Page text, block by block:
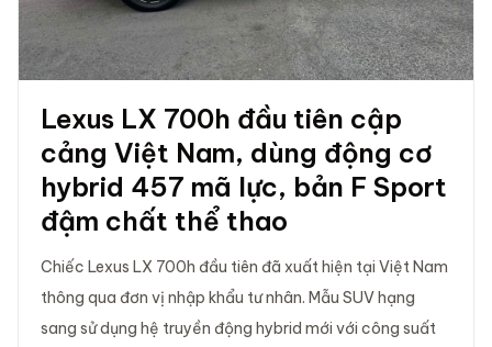
Lexus LX 700h đầu tiên cập
cảng Việt Nam, dùng động cơ
hybrid 457 mã lực, bản F Sport
đậm chất thể thao
Chiếc Lexus LX 700h đầu tiên đã xuất hiện tại Việt Nam
thông qua đơn vị nhập khẩu tư nhân. Mẫu SUV hạng
sang sử dụng hệ truyền động hybrid mới với công suất